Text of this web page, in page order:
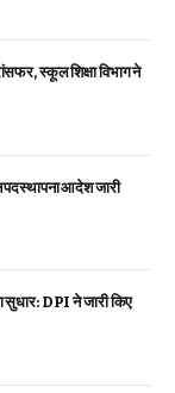
स्कूल शिक्षा विभाग ने
आदेश जारी
सुधार: DPI ने जारी किए